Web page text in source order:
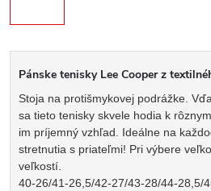
Pánske tenisky Lee Cooper z
Stoja na protišmykovej podrážke.
sa tieto tenisky skvele hodia k
im príjemný vzhľad. Ideálne na
stretnutia s priateľmi! Pri výbere
veľkostí.
40-26/41-26,5/42-27/43-28/44-28,5/